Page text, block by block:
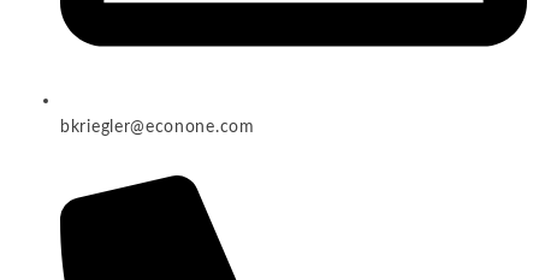
bkriegler@econone.com